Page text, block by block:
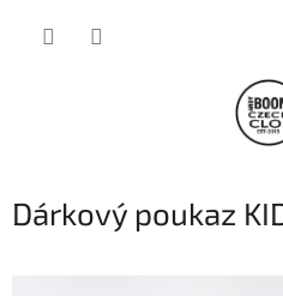
Dárkový poukaz